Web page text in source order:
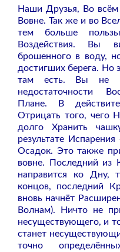
Наши Друзья, Во всём
Вовне. Так же и во
тем больше
Воздействия. Вы
брошенного в воду,
достигших берега. Но
там есть. Вы не
недостаточности
Плане. В
Отрицать того, чего
долго Хранить
результате
Осадок. Это также
вовне. Последний из
направится ко Дну,
концов, последний
вновь начнёт
Волнам). Ничто не
несуществующего, и
станет
точно